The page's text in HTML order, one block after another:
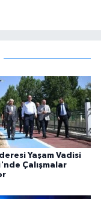
Yaşam Vadisi
Çalışmalar